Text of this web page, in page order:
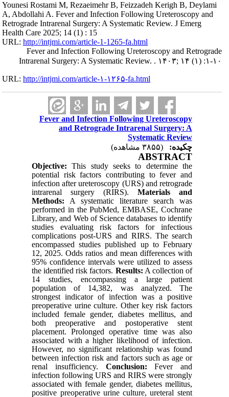
Younesi Rostami M, Rezaeimehr B, Feizzadeh Kerigh B, Deylami
A, Abdollahi A. Fever and Infection Following Ureteroscopy and
Retrograde Intrarenal Surgery: A Systematic Review. J Emerg
Health Care 2025; 14 (1) : 15
URL:http://intjmi.com/article-1-1265-fa.html
Fever and Infection Following Ureteroscopy and Retrograde
Intrarenal Surgery: A Systematic Review. . ۱۴۰۳; ۱۴ (۱) :۱-۱۰
URL:http://intjmi.com/article-۱-۱۲۶۵-fa.html
Fever and Infection Following Ureteroscopy
and Retrograde Intrarenal Surgery: A
Systematic Review
چکیده:
ABSTRACT
Objective:This study seeks to determine the
potential risk factors contributing to fever and
infection after ureteroscopy (URS) and retrograde
intrarenal surgery (RIRS).
Materials and
Methods: A systematic literature search was
performed in the PubMed, EMBASE, Cochrane
Library, and Web of Science databases to identify
studies evaluating risk factors for infectious
complications post-URS and RIRS. The search
encompassed studies published up to February
12, 2025. Odds ratios and mean differences with
95% confidence intervals were utilized to assess
the identified risk factors.Results:A collection of
14 studies, encompassing a large patient
population of 14,382, was analyzed. The
strongest indicator of infection was a positive
preoperative urine culture. Other key risk factors
included female gender, diabetes mellitus, and
both preoperative and postoperative stent
placement. Prolonged operative time was also
associated with a higher likelihood of infection.
However, no significant relationship was found
between infection risk and factors such as age or
renal insufficiency.
Conclusion:
Fever and
infection following URS and RIRS were strongly
associated with female gender, diabetes mellitus,
positive preoperative urine culture, ureteral stent